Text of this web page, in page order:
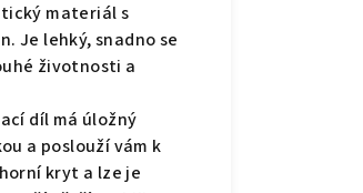
materiál s
Je lehký, snadno se
životnosti a
díl má úložný
a poslouží vám k
kryt a lze je